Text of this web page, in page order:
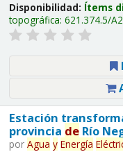
Disponibilidad: Ítems
topográfica: 621.374.5/
Estación
provincia deRío
por Agua y Energía